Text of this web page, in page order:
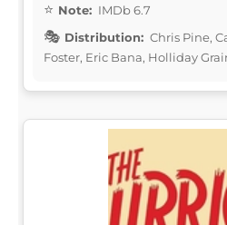
Note: IMDb 6.7
Distribution: Chris Pine,
Foster, Eric Bana, Holliday